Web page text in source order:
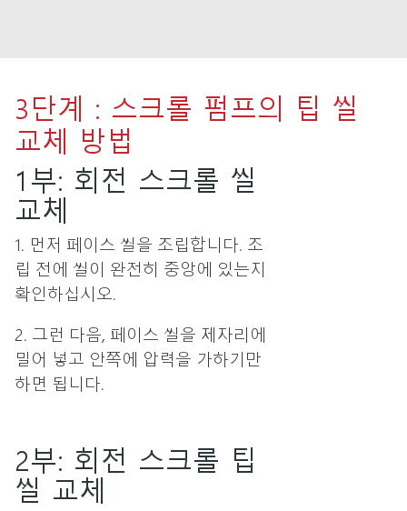
3단계 : 스크롤 펌프의 팁 씰
교체 방법
1부: 회전 스크롤 씰
교체
1. 먼저 페이스 씰을 조립합니다. 조
립 전에 씰이 완전히 중앙에 있는지
확인하십시오.
2. 그런 다음, 페이스 씰을 제자리에
밀어 넣고 안쪽에 압력을 가하기만
하면 됩니다.
2부: 회전 스크롤 팁
씰 교체